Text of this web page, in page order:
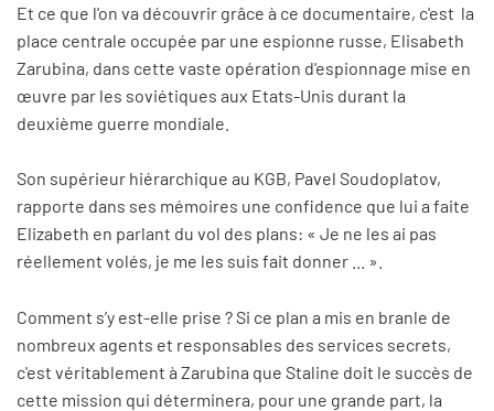
Et ce que l'on va découvrir grâce à ce documentaire, c'est la
place centrale occupée par une espionne russe, Elisabeth
Zarubina, dans cette vaste opération d'espionnage mise en
œuvre par les soviétiques aux Etats-Unis durant la
deuxième guerre mondiale.
Son supérieur hiérarchique au KGB, Pavel Soudoplatov,
rapporte dans ses mémoires une confidence que lui a faite
Elizabeth en parlant du vol des plans: « Je ne les ai pas
réellement volés, je me les suis fait donner ... ».
Comment s’y est-elle prise ? Si ce plan a mis en branle de
nombreux agents et responsables des services secrets,
c'est véritablement à Zarubina que Staline doit le succès de
cette mission qui déterminera, pour une grande part, la